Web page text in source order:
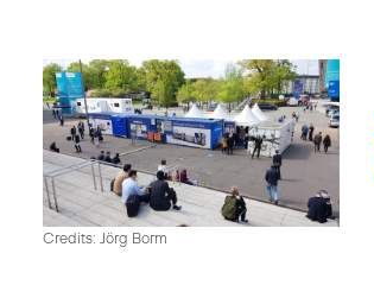
Credits: Jörg Borm